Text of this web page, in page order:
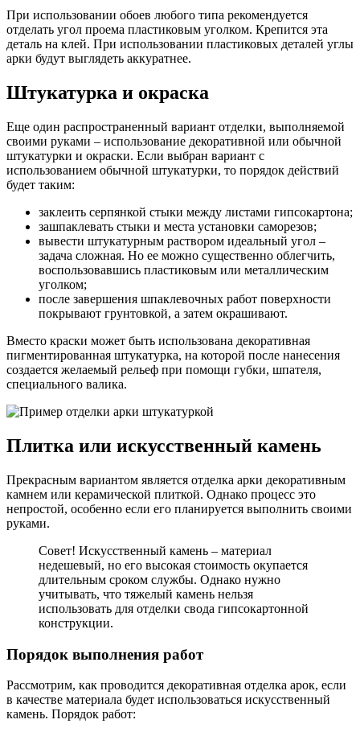
При использовании обоев любого типа рекомендуется
отделать угол проема пластиковым уголком. Крепится эта
деталь на клей. При использовании пластиковых деталей углы
арки будут выглядеть аккуратнее.
Штукатурка и окраска
Еще один распространенный вариант отделки, выполняемой
своими руками – использование декоративной или обычной
штукатурки и окраски. Если выбран вариант с
использованием обычной штукатурки, то порядок действий
будет таким:
заклеить серпянкой стыки между листами гипсокартона;
зашпаклевать стыки и места установки саморезов;
вывести штукатурным раствором идеальный угол –
задача сложная. Но ее можно существенно облегчить,
воспользовавшись пластиковым или металлическим
уголком;
после завершения шпаклевочных работ поверхности
покрывают грунтовкой, а затем окрашивают.
Вместо краски может быть использована декоративная
пигментированная штукатурка, на которой после нанесения
создается желаемый рельеф при помощи губки, шпателя,
специального валика.
Плитка или искусственный камень
Прекрасным вариантом является отделка арки декоративным
камнем или керамической плиткой. Однако процесс это
непростой, особенно если его планируется выполнить своими
руками.
Совет! Искусственный камень – материал
недешевый, но его высокая стоимость окупается
длительным сроком службы. Однако нужно
учитывать, что тяжелый камень нельзя
использовать для отделки свода гипсокартонной
конструкции.
Порядок выполнения работ
Рассмотрим, как проводится декоративная отделка арок, если
в качестве материала будет использоваться искусственный
камень. Порядок работ: